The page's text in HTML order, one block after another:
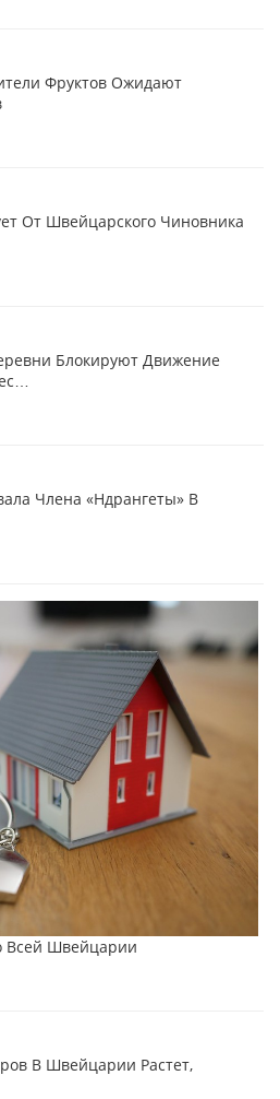
Фруктов Ожидают
От Швейцарского Чиновника
Блокируют Движение
Члена «Ндрангеты» В
Всей Швейцарии
В Швейцарии Растет,